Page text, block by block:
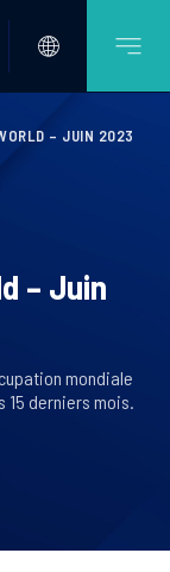
– JUIN 2023
– Juin
mondiale
15 derniers mois.